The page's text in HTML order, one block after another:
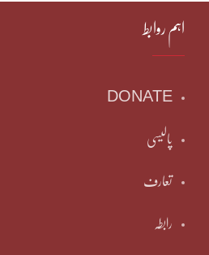
اہم روابط
DONATE
پالیسی
تعارف
رابطہ